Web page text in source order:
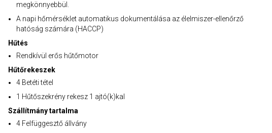
megkönnyebbül.
A napi hőmérséklet automatikus dokumentálása az élelmiszer-ellenőrző
hatóság számára (HACCP)
Hűtés
Rendkívül erős hűtőmotor
Hűtőrekeszek
4 Betéti tétel
1 Hűtőszekrény rekesz 1 ajtó(k)kal
Szállítmány tartalma
4 Felfüggesztő állvány